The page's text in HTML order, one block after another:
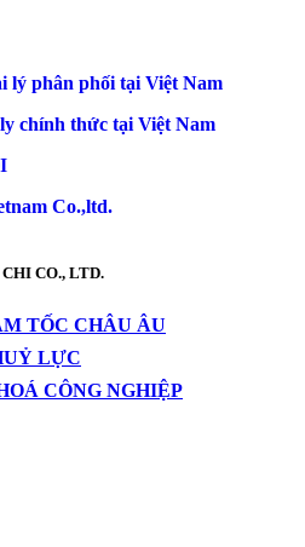
lý phân phối tại Việt Nam
chính thức tại Việt Nam
Co.,ltd.
CO., LTD.
TỐC CHÂU ÂU
LỰC
CÔNG NGHIỆP